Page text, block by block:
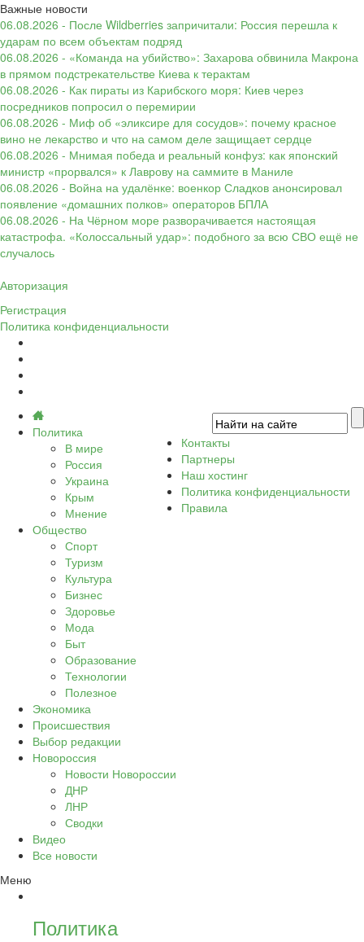
Важные новости
06.08.2026 - После Wildberries запричитали: Россия перешла к
ударам по всем объектам подряд
06.08.2026 - «Команда на убийство»: Захарова обвинила Макрона
в прямом подстрекательстве Киева к терактам
06.08.2026 - Как пираты из Карибского моря: Киев через
посредников попросил о перемирии
06.08.2026 - Миф об «эликсире для сосудов»: почему красное
вино не лекарство и что на самом деле защищает сердце
06.08.2026 - Мнимая победа и реальный конфуз: как японский
министр «прорвался» к Лаврову на саммите в Маниле
06.08.2026 - Война на удалёнке: военкор Сладков анонсировал
появление «домашних полков» операторов БПЛА
06.08.2026 - На Чёрном море разворачивается настоящая
катастрофа. «Колоссальный удар»: подобного за всю СВО ещё не
случалось
Авторизация
Регистрация
Политика конфиденциальности
Политика
В мире
Россия
Украина
Крым
Мнение
Общество
Спорт
Туризм
Культура
Бизнес
Здоровье
Мода
Быт
Образование
Технологии
Полезное
Экономика
Происшествия
Выбор редакции
Новороссия
Новости Новороссии
ДНР
ЛНР
Сводки
Видео
Все новости
Меню
Политика
Контакты
Партнеры
Наш хостинг
Политика конфиденциальности
Правила